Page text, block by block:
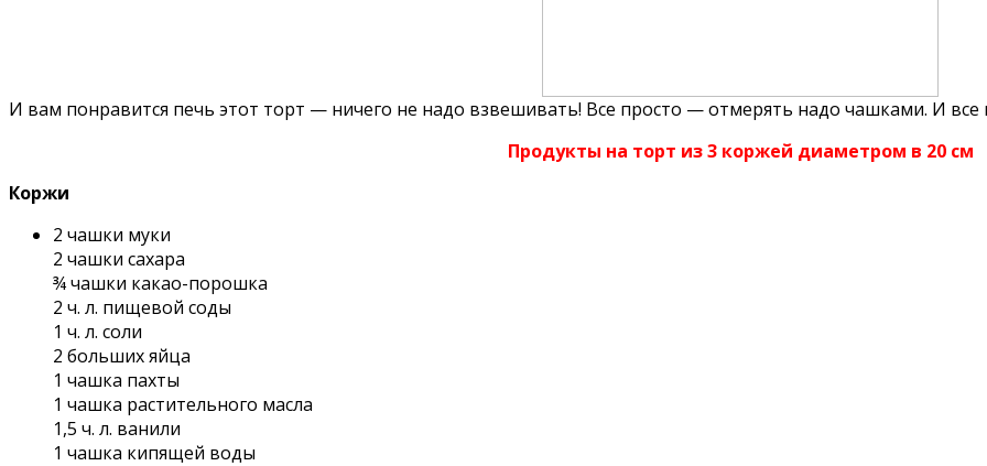
И вам понравится печь этот торт — ничего не надо взвешивать! Все просто — отмерять надо чашками. И все
Продукты на торт из 3 коржей диаметром в 20 см
Коржи
2 чашки муки
2 чашки сахара
¾ чашки какао-порошка
2 ч. л. пищевой соды
1 ч. л. соли
2 больших яйца
1 чашка пахты
1 чашка растительного масла
1,5 ч. л. ванили
1 чашка кипящей воды